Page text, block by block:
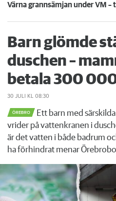
Barn glömde
duschen –
betala 300
30 JULI KL 08:30
ÖREBRO
Ett barn med
vrider på vattenkranen i
är det vatten i både badrum
ha förhindrat menar